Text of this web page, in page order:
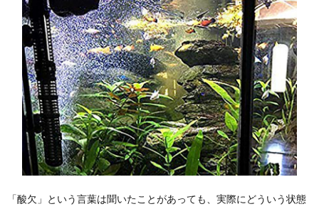
「酸欠」という言葉は聞いたことがあっても、実際にどういう状態